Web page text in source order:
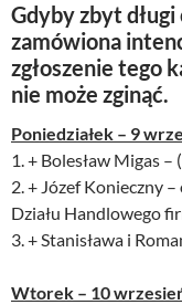
Gdyby zbyt długi
zamówiona
zgłoszenie tego
nie może zginąć.
Poniedziałek – 9
1. + Bolesław Migas –
2. + Józef Konieczny
Działu Handlowego
3. + Stanisława i
Wtorek – 10